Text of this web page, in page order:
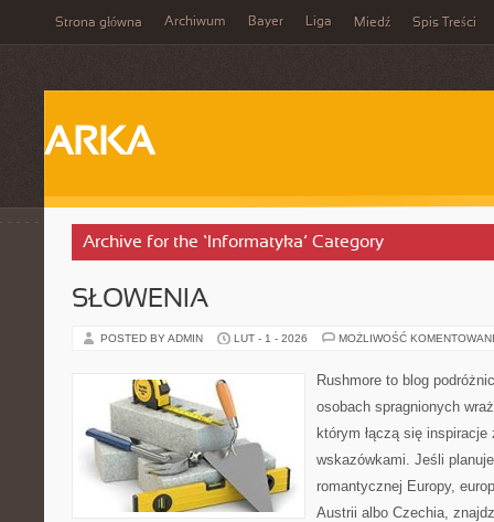
Strona główna Archiwum Bayer Liga Miedź Spis Treści
ARKA
Archive for the ‘Informatyka’ Category
SŁOWENIA
POSTED BY ADMIN LUT - 1 - 2026 MOŻLIWOŚĆ
Rushmore to blog
osobach spragnionych
którym łączą się
wskazówkami. Jeśli
romantycznej Europy,
Austrii albo Czechia,